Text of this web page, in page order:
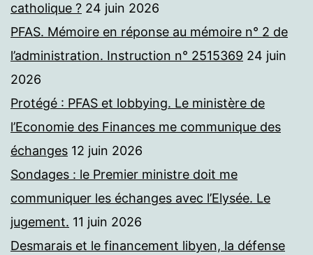
catholique ? 24 juin 2026
PFAS. Mémoire en réponse au mémoire n° 2 de
l’administration. Instruction n° 2515369 24 juin
2026
Protégé : PFAS et lobbying. Le ministère de
l’Economie des Finances me communique des
échanges 12 juin 2026
Sondages : le Premier ministre doit me
communiquer les échanges avec l’Elysée. Le
jugement. 11 juin 2026
Desmarais et le financement libyen, la défense